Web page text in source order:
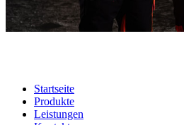
Startseite
Produkte
Leistungen